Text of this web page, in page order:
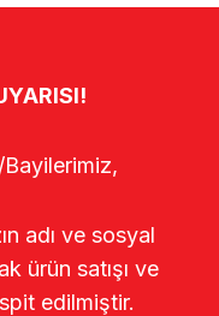
adı ve sosyal
ürün satışı ve
edilmiştir.